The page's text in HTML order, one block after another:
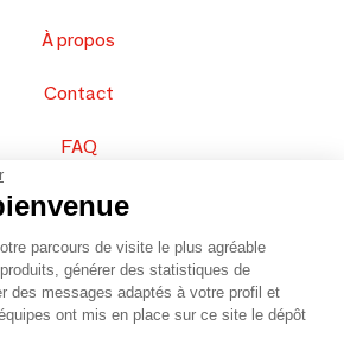
À propos
Contact
FAQ
vos produits
Plan du site
parcours de visite le plus agréable
générer des statistiques de
des messages adaptés à votre profil et
ont mis en place sur ce site le dépôt